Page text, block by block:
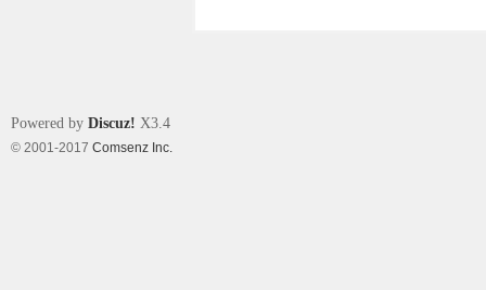
Powered by Discuz! X3.4
© 2001-2017 Comsenz Inc.